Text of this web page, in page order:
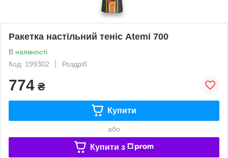
Ракетка настільний теніс Atemi 700
В наявності
Код: 199302
Роздріб
774 ₴
Купити
або
Купити з